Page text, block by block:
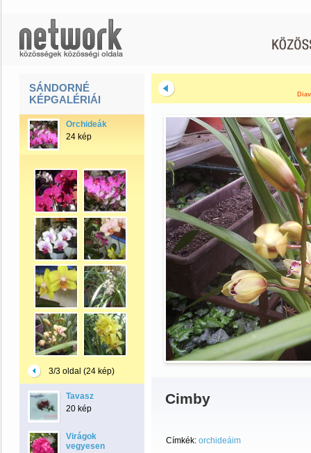
SÁNDORNÉ
KÉPGALÉRIÁI
Orchideák
24 kép
3/3 oldal (24 kép)
Tavasz
20 kép
Virágok
vegyesen
Cimby
Címkék: orchideáim